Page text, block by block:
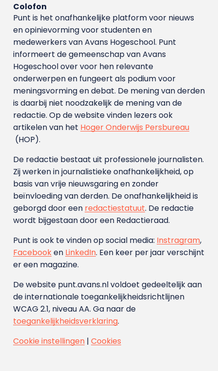
Colofon
Punt is het onafhankelijke platform voor nieuws
en opinievorming voor studenten en
medewerkers van Avans Hoge­school. Punt
informeert de gemeenschap van Avans
Hogeschool over voor hen relevante
onderwerpen en fungeert als podium voor
meningsvorming en debat. De mening van derden
is daarbij niet noodzakelijk de mening van de
redactie. Op de website vinden lezers ook
artikelen van het Hoger Onderwijs Persbureau
(HOP).
De redactie bestaat uit professionele journalisten.
Zij werken in journalistieke onafhankelijkheid, op
basis van vrije nieuwsgaring en zonder
beïnvloeding van derden. De onafhankelijkheid is
geborgd door een redactiestatuut. De redactie
wordt bijgestaan door een Redactieraad.
Punt is ook te vinden op social media: Instragram,
Facebooken LinkedIn. Een keer per jaar verschijnt
er een magazine.
De website punt.avans.nl voldoet gedeeltelijk aan
de internationale toegankelijkheidsrichtlijnen
WCAG 2.1, niveau AA. Ga naar de
toegankelijkheidsverklaring.
Cookie instellingen| Cookies